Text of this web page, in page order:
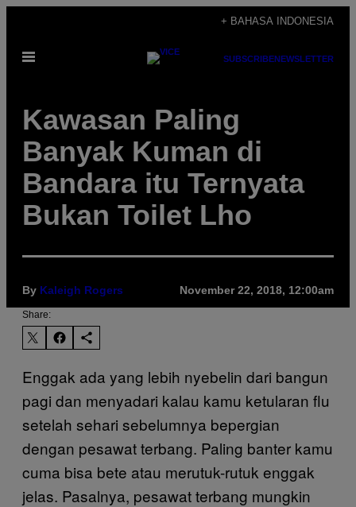
content
+ BAHASA INDONESIA
Open
SUBSCRIBENEWSLETTER
Kawasan Paling
Banyak Kuman di
Bandara itu Ternyata
Bukan Toilet Lho
By Kaleigh Rogers November 22, 2018, 12:00am
Share:
Enggak ada yang lebih nyebelin dari bangun
pagi dan menyadari kalau kamu ketularan flu
setelah sehari sebelumnya bepergian
dengan pesawat terbang. Paling banter kamu
cuma bisa bete atau merutuk-rutuk enggak
jelas. Pasalnya, pesawat terbang mungkin